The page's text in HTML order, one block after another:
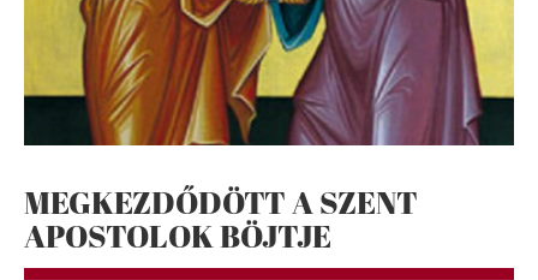
MEGKEZDŐDÖTT A SZENT
APOSTOLOK BÖJTJE